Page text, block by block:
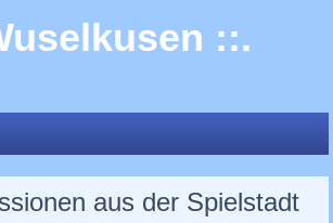
::.
aus der Spielstadt